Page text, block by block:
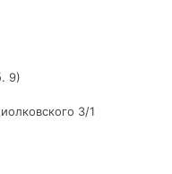
9)
3/1